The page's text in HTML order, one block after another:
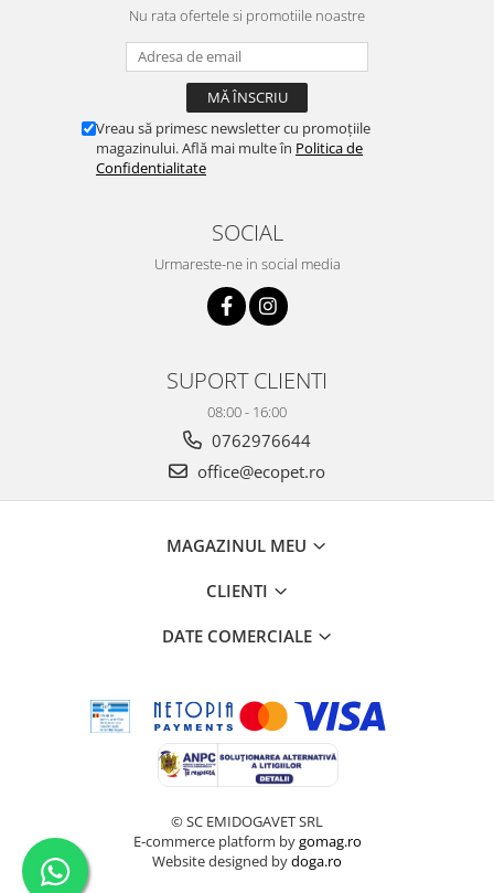
Nu rata ofertele si promotiile noastre
Vreau să primesc newsletter cu promoțiile
magazinului. Află mai multe în Politica de
Confidentialitate
SOCIAL
Urmareste-ne in social media
SUPORT CLIENTI
08:00 - 16:00
0762976644
office@ecopet.ro
MAGAZINUL MEU
CLIENTI
DATE COMERCIALE
© SC EMIDOGAVET SRL
E-commerce platform bygomag.ro
Website designed bydoga.ro